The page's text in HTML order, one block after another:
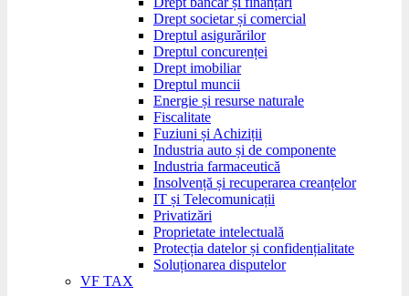
Drept societar și comercial
Dreptul asigurărilor
Dreptul concurenței
Drept imobiliar
Dreptul muncii
Energie și resurse naturale
Fiscalitate
Fuziuni și Achiziții
Industria auto și de componente
Industria farmaceutică
Insolvență și recuperarea creanțelor
IT și Telecomunicații
Privatizări
Proprietate intelectuală
Protecția datelor și confidențialitate
Soluționarea disputelor
VF TAX